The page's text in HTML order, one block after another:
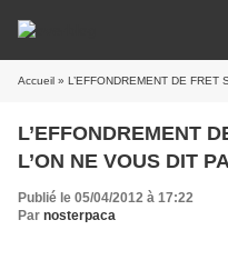
Accueil » L’EFFONDREMENT DE FRET
L’EFFONDREMENT
L’ON NE VOUS DIT
Publié le 05/04/2012 à 17:22
Par nosterpaca